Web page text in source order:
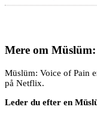
Mere om Müslüm:
Müslüm: Voice of Pain
på Netflix.
Leder du efter en